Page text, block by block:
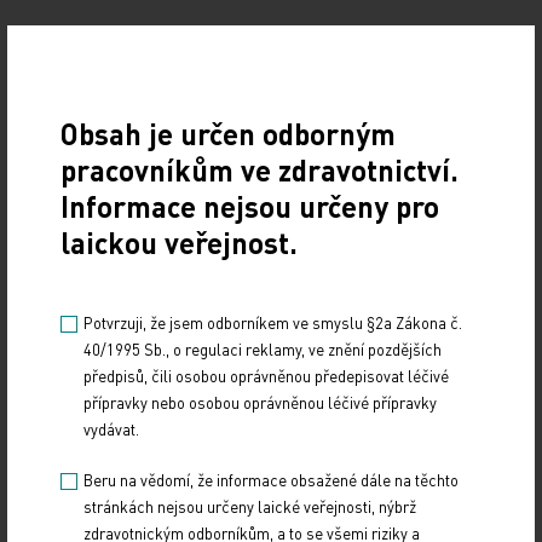
Z MEDICÍNY
Sdílejte článek
Doporučené
Gastroenterologie – obor s dynamickým rozvojem
i řadou výzev
12. 12. 2024
Obsah je určen odborným
pracovníkům ve zdravotnictví.
Informace nejsou určeny pro
laickou veřejnost.
Potvrzuji, že jsem odborníkem ve smyslu §2a Zákona č.
40/1995 Sb., o regulaci reklamy, ve znění pozdějších
předpisů, čili osobou oprávněnou předepisovat léčivé
přípravky nebo osobou oprávněnou léčivé přípravky
vydávat.
Beru na vědomí, že informace obsažené dále na těchto
stránkách nejsou určeny laické veřejnosti, nýbrž
zdravotnickým odborníkům, a to se všemi riziky a